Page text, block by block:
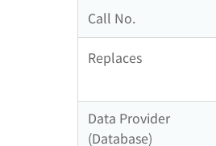
Call No.
Replaces
Data Provider
(Database)